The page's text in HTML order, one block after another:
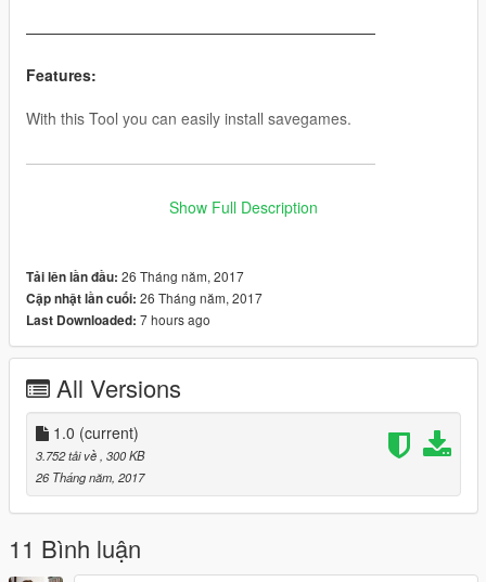
———————————————————————
Features:
With this Tool you can easily install savegames.
———————————————————————
2. -> Select the SGTA50000 / SGTA50015 File
3. -> Select the SGTA50000.bak / SGTA 50015.bak File
4. -> Click"Import Savegame"
Note: The Idea is fromHWID
———————————————————————
AntiVirus:
Jotti (0 / 19)
VirusTotal (0 / 56)
———————————————————————
Show Full Description
Tải lên lần đầu: 26 Tháng năm, 2017
Cập nhật lần cuối: 26 Tháng năm, 2017
Last Downloaded: 7 hours ago
All Versions
1.0 (current)
3.752 tải về , 300 KB
26 Tháng năm, 2017
11 Bình luận